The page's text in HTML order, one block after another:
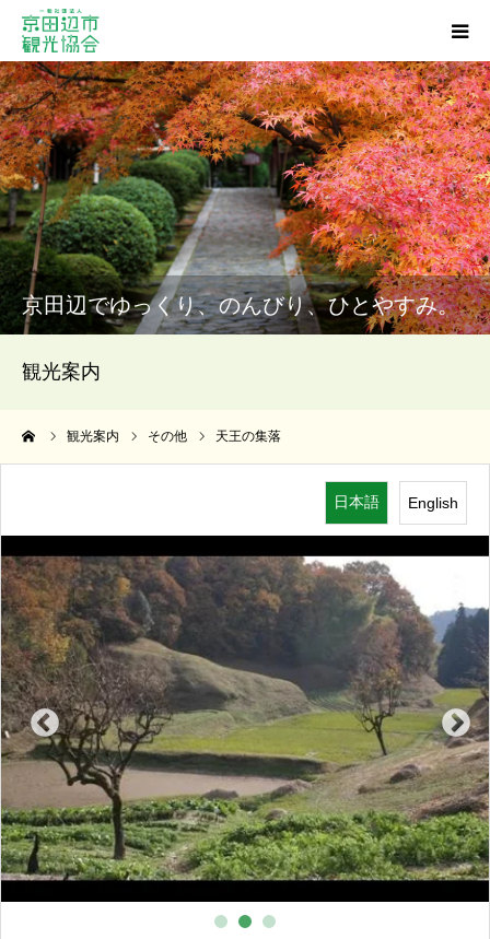
京田辺でゆっくり、のんびり、ひとやすみ。
観光案内
観光案内 その他 天王の集落
日本語 English
観光スポット
グルメ
ショッピング
宿泊・温泉